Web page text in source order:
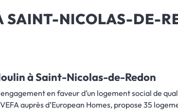
SAINT-NICOLAS-DE-
à Saint-Nicolas-de-Redon
en faveur d’un logement social de
auprès d’European Homes, propose 35